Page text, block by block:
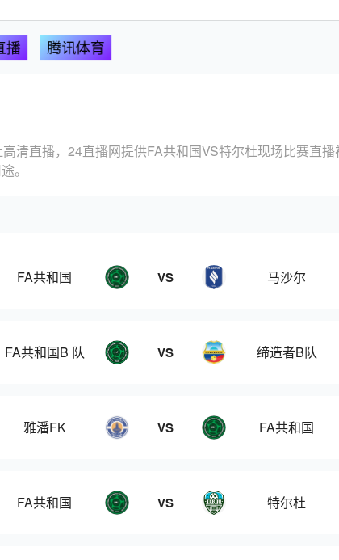
播 腾讯体育
清直播，24直播网提供FA共和国VS特尔杜现场比赛直
。
FA共和国 VS 马沙尔
FA共和国B 队 VS 缔造者B队
雅潘FK VS FA共和国
FA共和国 VS 特尔杜